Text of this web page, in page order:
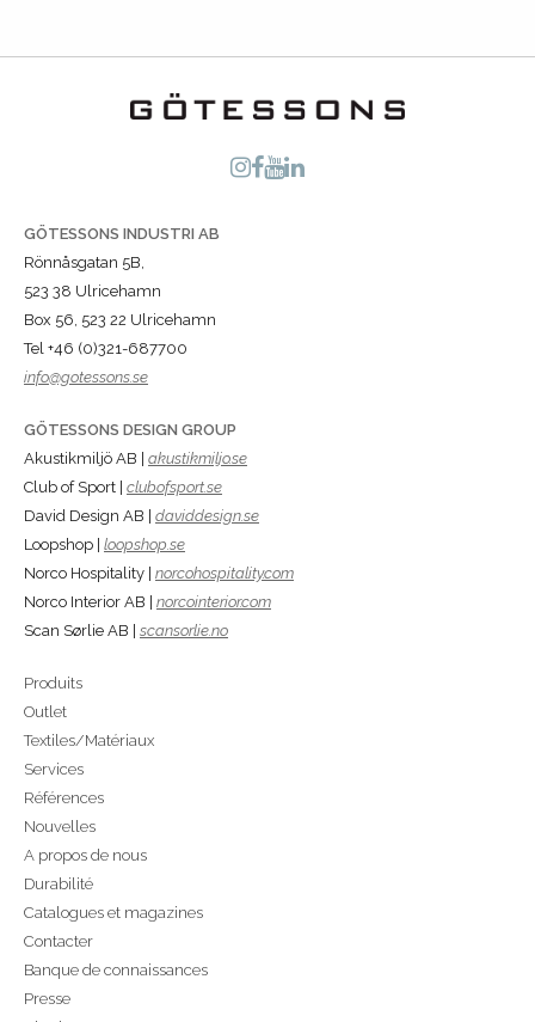
GÖTESSONS INDUSTRI AB
Rönnåsgatan 5B,
523 38 Ulricehamn
Box 56, 523 22 Ulricehamn
Tel +46 (0)321-687700
info@gotessons.se
GÖTESSONS DESIGN GROUP
Akustikmiljö AB | akustikmiljo.se
Club of Sport | clubofsport.se
David Design AB | daviddesign.se
Loopshop | loopshop.se
Norco Hospitality | norcohospitality.com
Norco Interior AB | norcointerior.com
Scan Sørlie AB | scansorlie.no
Produits
Outlet
Textiles/Matériaux
Services
Références
Nouvelles
A propos de nous
Durabilité
Catalogues et magazines
Contacter
Banque de connaissances
Presse